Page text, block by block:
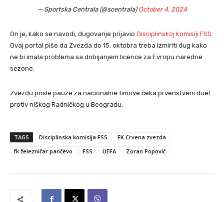
— Sportska Centrala (@scentrala)October 4, 2024
On je, kako se navodi, dugovanje prijavio Disciplinskoj komisiji FSS.
Ovaj portal piše da Zvezda do 15. oktobra treba izmiriti dug kako
ne bi imala problema sa dobijanjem licence za Evropu naredne
sezone.
Zvezdu posle pauze za nacionalne timove čeka prvenstveni duel
protiv niškog Radničkog u Beogradu.
TAGS Disciplinska komisija FSS
FK Crvena zvezda
fk železničar pančevo
FSS UEFA Zoran Popović